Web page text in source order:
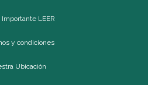
Importante LEER
y condiciones
Ubicación